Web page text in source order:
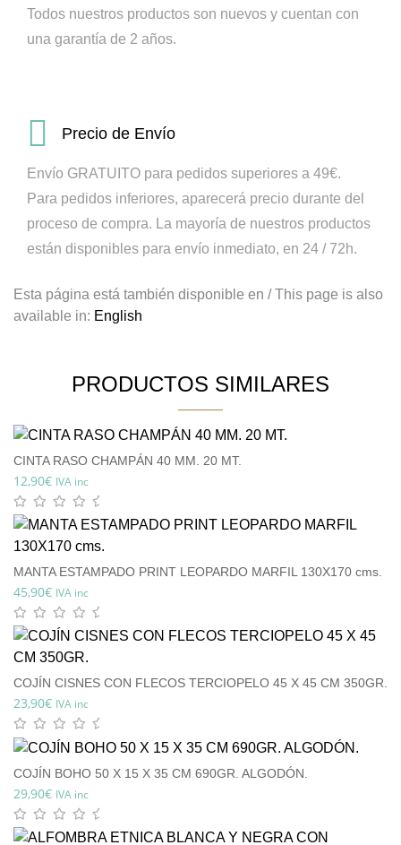
Todos nuestros productos son nuevos y cuentan con
una garantía de 2 años.
Precio de Envío
Envío GRATUITO para pedidos superiores a 49€.
Para pedidos inferiores, aparecerá precio durante del
proceso de compra. La mayoría de nuestros productos
están disponibles para envío inmediato, en 24 / 72h.
Esta página está también disponible en / This page is also
available in: English
PRODUCTOS SIMILARES
CINTA RASO CHAMPÁN 40 MM. 20 MT.
12,90€ IVA inc
MANTA ESTAMPADO PRINT LEOPARDO MARFIL 130X170 cms.
45,90€ IVA inc
COJÍN CISNES CON FLECOS TERCIOPELO 45 X 45 CM 350GR.
23,90€ IVA inc
COJÍN BOHO 50 X 15 X 35 CM 690GR. ALGODÓN.
29,90€ IVA inc